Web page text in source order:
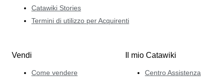
Catawiki Stories
Termini di utilizzo per Acquirenti
Vendi
Come vendere
Il mio Catawiki
Centro Assistenza